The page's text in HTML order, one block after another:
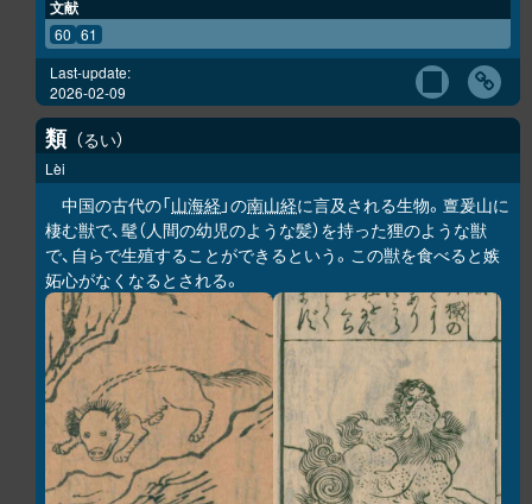
文献
60 61
Last-update:
2026-02-09
類 るい
Lèi
中国の古代の「山海経 」の南山経に言及される生物。亶爰山に
棲む獣で、髦（人間の幼児のような髪）を持った狸のような獣
で、自らで生殖することができるという。この獣を食べると嫉
妬心がなくなるとされる。